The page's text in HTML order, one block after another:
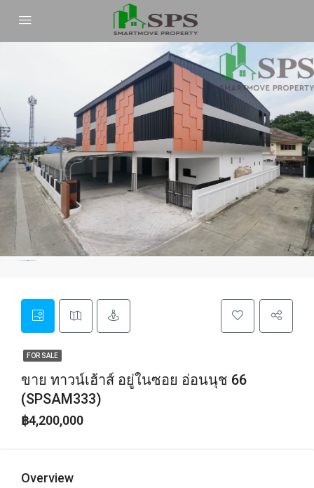
FOR SALE
ขาย ทาวน์เฮ้าส์ อยู่ในซอย อ่อนนุช 66
(SPSAM333)
฿4,200,000
Overview